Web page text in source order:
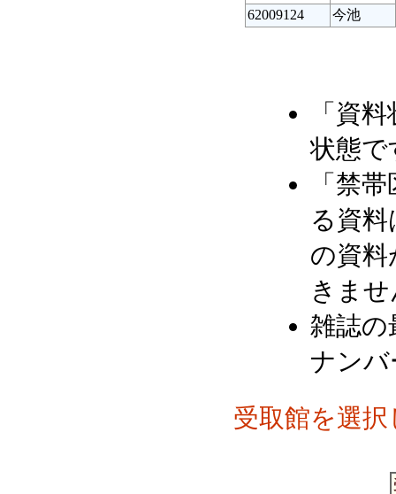
62009124
今池
「資
状態で
「禁
る資
の資料
きま
雑誌の
ナン
受取館を選